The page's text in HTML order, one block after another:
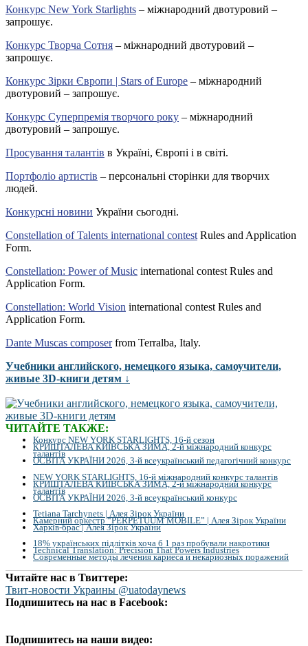
Конкурс New York Starlights – міжнародний двотуровий –
запрошує.
Конкурс Творча Сотня – міжнародний двотуровий –
запрошує.
Конкурс Зірки Європи | Stars of Europe – міжнародний
двотуровий – запрошує.
Конкурс Суперпремія творчого року – міжнародний
двотуровий – запрошує.
Просування талантів в Україні, Європі і в світі.
Портфоліо артистів – персональні сторінки для творчих
людей.
Конкурсні новини України сьогодні.
Constellation of Talents international contest Rules and Application
Form.
Constellation: Power of Music international contest Rules and
Application Form.
Constellation: World Vision international contest Rules and
Application Form.
Dante Muscas composerfrom Terralba, Italy.
Учебники английского, немецкого языка, самоучители,
живые 3D-книги детям ↓
ЧИТАЙТЕ ТАКЖЕ:
Конкурс NEW YORK STARLIGHTS, 16-й сезон
КРИШТАЛЕВА КИЇВСЬКА ЗИМА, 2-й міжнародний конкурс
талантів
ОСВІТА УКРАЇНИ 2026, 3-й всеукраїнський педагогічний конкурс
NEW YORK STARLIGHTS, 16-й міжнародний конкурс талантів
КРИШТАЛЕВА КИЇВСЬКА ЗИМА, 2-й міжнародний конкурс
талантів
ОСВІТА УКРАЇНИ 2026, 3-й всеукраїнський конкурс
Tetiana Tarchynets | Алея Зірок України
Камерний оркестр “PERPETUUM MOBILE” | Алея Зірок України
Харків-брас | Алея Зірок України
18% українських підлітків хоча б 1 раз пробували накротики
Technical Translation: Precision That Powers Industries
Современные методы лечения кариеса и некариозных поражений
Читайте нас в Твиттере:
Твит-новости Украины @uatodaynews
Подпишитесь на нас в Facebook:
Подпишитесь на наши видео: